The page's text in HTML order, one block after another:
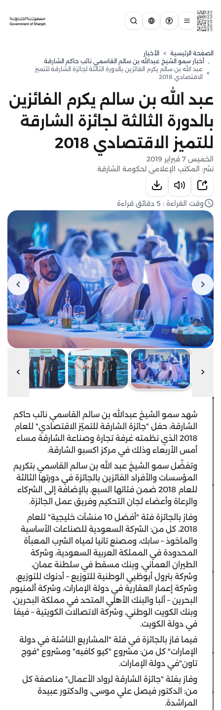
الصفحة الرئيسية > الأخبار
, ⁠أخبار سمو الشيخ عبدالله بن سالم القاسمي نائب حاكم الشارقة
>
عبد الله بن سالم يكرم الفائزين بالدورة الثالثة لجائزة الشارقة للتميز
الاقتصادي 2018
عبد الله بن سالم يكرم الفائزين
بالدورة الثالثة لجائزة الشارقة
للتميز الاقتصادي 2018
الخميس 7 فبراير 2019
نشر: المكتب الإعلامي لحكومة الشارقة
وقت القراءة : 5 دقائق قراءة
شهد سمو الشيخ عبدالله بن سالم القاسمي نائب حاكم
الشارقة، حفل "جائزة الشارقة للتميّز الاقتصادي" للعام
2018 الذي نظمته غرفة تجارة وصناعة الشارقة مساء
أمس الأربعاء وذلك في مركز اكسبو الشارقة.
وتفضّل سمو الشيخ عبد الله بن سالم القاسمي بتكريم
المؤسسات والأفراد الفائزين بالجائزة في دورتها الثالثة
للعام 2018 ضمن فئاتها السبع، بالإضافة إلى الشركاء
والرعاة وأعضاء لجان التحكيم وفريق عمل الجائزة.
وفاز بالجائزة فئة "أفضل 10 منشآت خليجية" للعام
2018، كل من: الشركة السعودية للصناعات الأساسية
والماخوذ – سابك، ومصنع تانيا لمياه الشرب المعبأة
المحدودة في المملكة العربية السعودية، وشركة
الطيران العماني، وبنك مسقط في سلطنة عمان،
وشركة بترول أبوظبي الوطنية للتوزيع – أدنوك للتوزيع،
وشركة إعمار العقارية في دولة الإمارات، وشركة ألمنيوم
البحرين – ألبا والبنك الأهلي المتحد في مملكة البحرين،
وبنك الكويت الوطني، وشركة الاتصالات الكويتية – فيفا
في دولة الكويت.
فيما فاز بالجائزة في فئة "المشاريع الناشئة في دولة
الإمارات" كل من: مشروع "كيو كافيه" ومشروع "فوج
تاون"في دولة الإمارات.
وفاز بفئة "جائزة الشارقة لرواد الأعمال" مناصفة كل
من: الدكتور فيصل علي موسى، والدكتور عبيدة
المراشدة.